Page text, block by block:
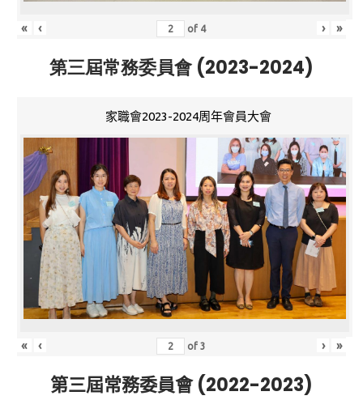
« ‹ of 4 › »
第三屆常務委員會 (2023-2024)
家職會2023-2024周年會員大會
« ‹ of3 › »
第三屆常務委員會 (2022-2023)